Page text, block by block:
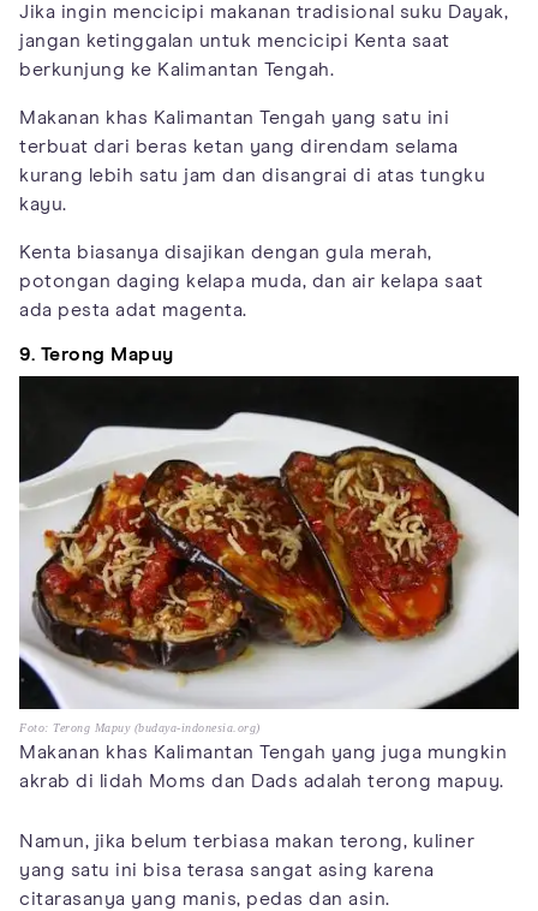
Jika ingin mencicipi makanan tradisional suku Dayak,
jangan ketinggalan untuk mencicipi Kenta saat
berkunjung ke Kalimantan Tengah.
Makanan khas Kalimantan Tengah yang satu ini
terbuat dari beras ketan yang direndam selama
kurang lebih satu jam dan disangrai di atas tungku
kayu.
Kenta biasanya disajikan dengan gula merah,
potongan daging kelapa muda, dan air kelapa saat
ada pesta adat magenta.
9. Terong Mapuy
Foto: Terong Mapuy (budaya-indonesia.org)
Makanan khas Kalimantan Tengah yang juga mungkin
akrab di lidah Moms dan Dads adalah terong mapuy.
Namun, jika belum terbiasa makan terong, kuliner
yang satu ini bisa terasa sangat asing karena
citarasanya yang manis, pedas dan asin.